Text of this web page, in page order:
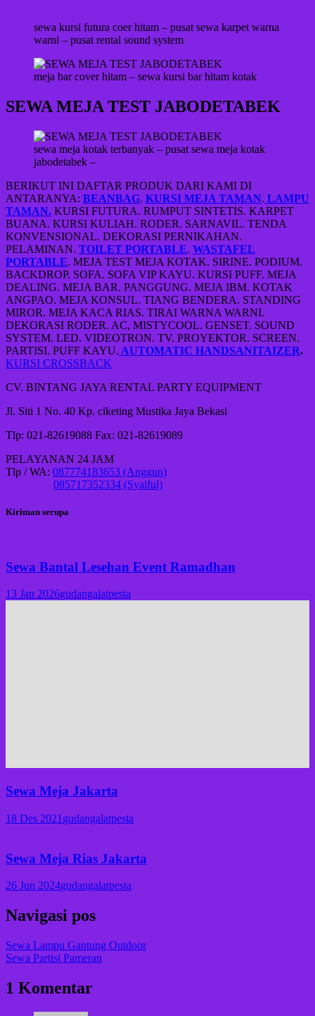
sewa kursi futura coer hitam – pusat sewa karpet warna
warni – pusat rental sound system
meja bar cover hitam – sewa kursi bar hitam kotak
SEWA MEJA TEST JABODETABEK
sewa meja kotak terbanyak – pusat sewa meja kotak
jabodetabek –
BERIKUT INI DAFTAR PRODUK DARI KAMI DI
ANTARANYA: BEANBAG. KURSI MEJA TAMAN. LAMPU
TAMAN. KURSI FUTURA. RUMPUT SINTETIS. KARPET
BUANA. KURSI KULIAH. RODER. SARNAVIL. TENDA
KONVENSIONAL. DEKORASI PERNIKAHAN.
PELAMINAN. TOILET PORTABLE. WASTAFEL
PORTABLE. MEJA TEST MEJA KOTAK. SIRINE. PODIUM.
BACKDROP. SOFA. SOFA VIP KAYU. KURSI PUFF. MEJA
DEALING. MEJA BAR. PANGGUNG. MEJA IBM. KOTAK
ANGPAO. MEJA KONSUL. TIANG BENDERA. STANDING
MIROR. MEJA KACA RIAS. TIRAI WARNA WARNI.
DEKORASI RODER. AC, MISTYCOOL. GENSET. SOUND
SYSTEM. LED. VIDEOTRON. TV. PROYEKTOR. SCREEN.
PARTISI. PUFF KAYU. AUTOMATIC HANDSANITAIZER.
KURSI CROSSBACK
CV. BINTANG JAYA RENTAL PARTY EQUIPMENT
Jl. Siti 1 No. 40 Kp. ciketing Mustika Jaya Bekasi
Tlp: 021-82619088 Fax: 021-82619089
PELAYANAN 24 JAM
Tlp / WA: 087774183653 (Anggun)
085717352334 (Syaiful)
Kiriman serupa
Sewa Bantal Lesehan Event Ramadhan
13 Jan 2026gudangalatpesta
Sewa Meja Jakarta
18 Des 2021 gudangalatpesta
Sewa Meja Rias Jakarta
26 Jun 2024gudangalatpesta
Navigasi pos
Sewa Lampu Gantung Outdoor
Sewa Partisi Pameran
1 Komentar